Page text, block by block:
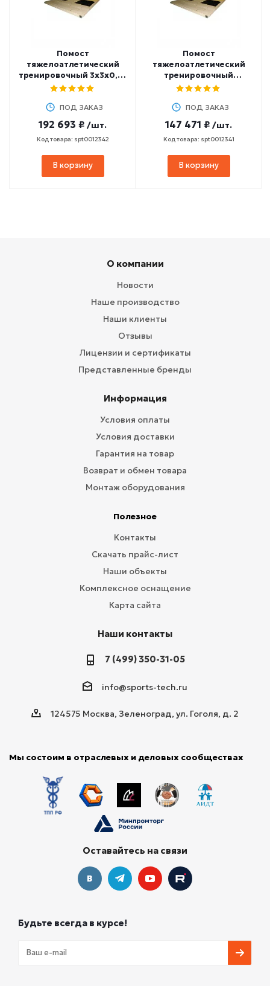
Помост
тяжелоатлетический
тренировочный 3х3х0,1м
(амортизаторы
ПОД ЗАКАЗ
192 693 ₽ /шт.
Код товара: spt0012342
В корзину
Помост
тяжелоатлетический
тренировочный
3х3х0,05м
1х0,5х0,02м)
ПОД ЗАКАЗ
147 471 ₽ /шт.
Код товара: spt0012341
В корзину
О компании
Новости
Наше производство
Наши клиенты
Отзывы
Лицензии и сертификаты
Представленные бренды
Информация
Условия оплаты
Условия доставки
Гарантия на товар
Возврат и обмен товара
Монтаж оборудования
Полезное
Контакты
Скачать прайс-лист
Наши объекты
Комплексное оснащение
Карта сайта
Наши контакты
7 (499) 350-31-05
info@sports-tech.ru
124575 Москва, Зеленоград, ул. Гоголя, д. 2
Мы состоим в отраслевых и деловых сообществах
Оставайтесь на связи
Будьте всегда в курсе!